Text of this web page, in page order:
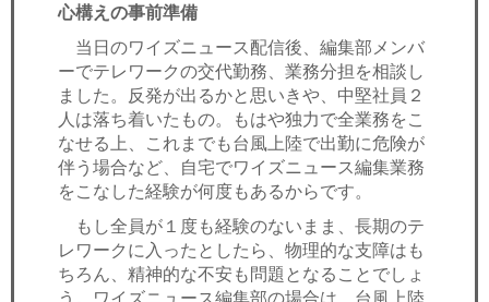
心構えの事前準備
当日のワイズニュース配信後、編集部メンバ
ーでテレワークの交代勤務、業務分担を相談し
ました。反発が出るかと思いきや、中堅社員２
人は落ち着いたもの。もはや独力で全業務をこ
なせる上、これまでも台風上陸で出勤に危険が
伴う場合など、自宅でワイズニュース編集業務
をこなした経験が何度もあるからです。
もし全員が１度も経験のないまま、長期のテ
レワークに入ったとしたら、物理的な支障はも
ちろん、精神的な不安も問題となることでしょ
う。ワイズニュース編集部の場合は、台風上陸